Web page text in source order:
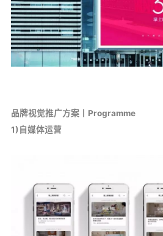
品牌视觉推广方案丨Programme
1)自媒体运营